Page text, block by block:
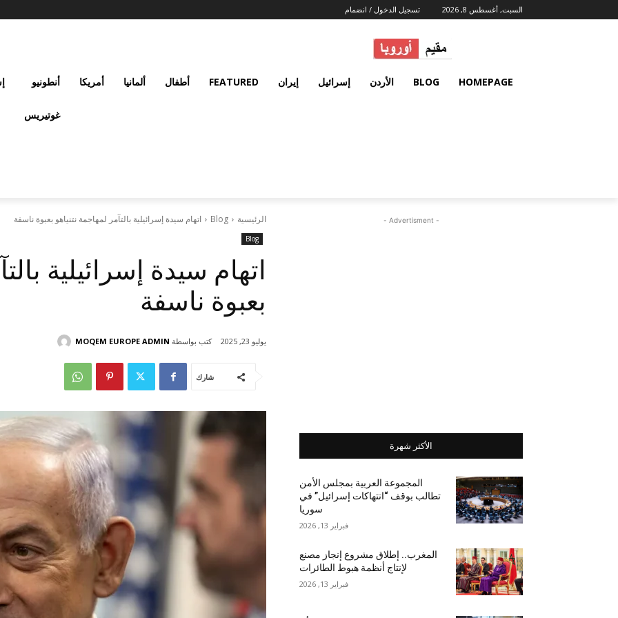
السبت, أغسطس 8, 2026 تسجيل الدخول / انضمام
HOMEPAGE
BLOG الأردن إسرائيل إيران FEATURED أطفال ألمانيا أمريكا أنطونيو
غوتيريس
الرئيسية Blog اتهام سيدة إسرائيلية بالتآمر لمهاجمة نتنياهو بعبوة ناسفة
Blog
اتهام سيدة إسرائيلية
بعبوة ناسفة
يوليو 23, 2025 كتب بواسطة MOQEM EUROPE ADMIN
شارك
- Advertisment -
الأكثر شهرة
المجموعة العربية بمجلس الأمن
تطالب بوقف “انتهاكات إسرائيل” في
سوريا
فبراير 13, 2026
المغرب.. إطلاق مشروع إنجاز مصنع
لإنتاج أنظمة هبوط الطائرات
فبراير 13, 2026